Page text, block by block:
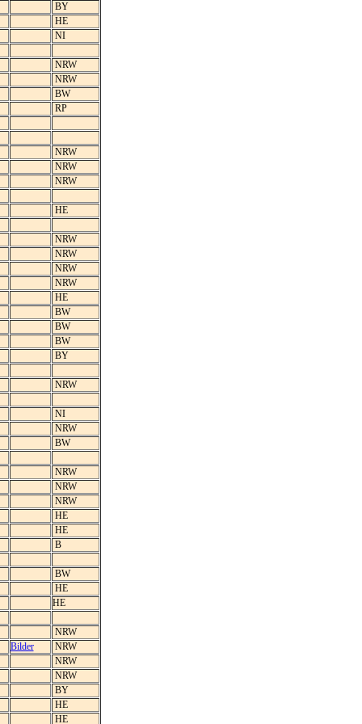
BY
HE
NI
NRW
NRW
BW
RP
NRW
NRW
NRW
HE
NRW
NRW
NRW
NRW
HE
BW
BW
BW
BY
NRW
NI
NRW
BW
NRW
NRW
NRW
HE
HE
B
BW
HE
HE
NRW
Bilder
NRW
NRW
NRW
BY
HE
HE